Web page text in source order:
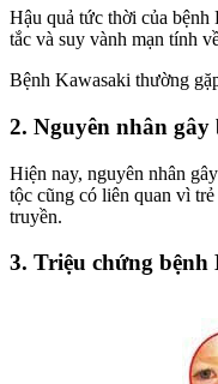
Hậu quả tức thời của
tắc và suy vành mạn tính
Bệnh Kawasaki thường
2. Nguyên nhân gây
Hiện nay, nguyên nhân
tộc cũng có liên quan vì
truyền.
3. Triệu chứng bệnh